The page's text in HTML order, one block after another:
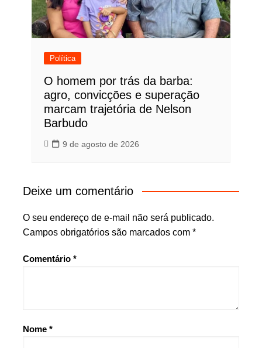
Política
O homem por trás da barba:
agro, convicções e superação
marcam trajetória de Nelson
Barbudo
9 de agosto de 2026
Deixe um comentário
O seu endereço de e-mail não será publicado.
Campos obrigatórios são marcados com *
Comentário *
Nome *